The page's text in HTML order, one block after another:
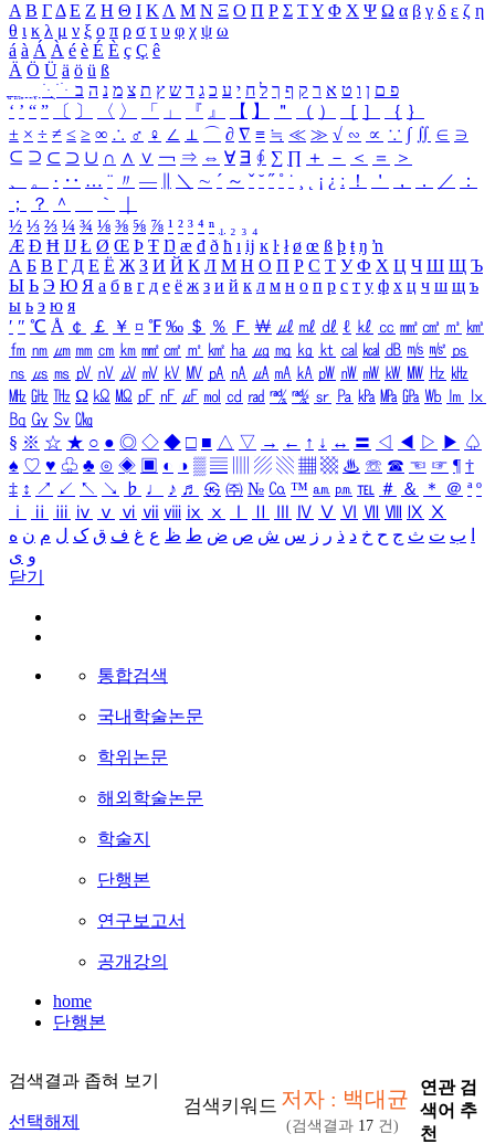
Α Β ΓΔ Ε Ζ Η Θ Ι ΚΛ Μ Ν Ξ Ο Π Ρ Σ ΤΥ Φ Χ Ψ Ω α β γ δ ε ζ η
θ ι κ λ μ ν ξ ο π ρ σ τ υ φ χ ψ ω
á à Á À é è É È ç Ç ê
Ä Ö Ü ä ö ü ß
ִֶֹ ֻּ ׁׂ פ ם ן ו ט א ר ק ף ך ל ח י ע כ ג ד ש ץ ת צ מ נ ה ב
‘ ’ “ ” 〔 〕 〈 〉 「 」 『 』 【 】 ＂ （ ） ［ ］ ｛ ｝
± × ÷ ≠ ≤ ≥ ∞ ∴ ♂ ♀ ∠ ⊥ ⌒ ∂ ∇ ≡ ≒ ≪ ≫ √ ∽ ∝ ∵ ∫ ∬ ∈ ∋
⊆ ⊇ ⊂ ⊃ ∪ ∩ ∧ ∨ ￢ ⇒ ⇔ ∀ ∃ ∮ ∑ ∏ ＋ － ＜ ＝
＞
、
。 · ‥ … ¨ 〃 ― ＼ ∼ ´ ～ ˇ ˘ ˝ ˚ ˙ ¸ ¡ ¿ ː ！ ＇ ， ． ／
：
；
？ ＾ ｀
½ ⅓ ⅔ ¼ ¾ ⅛ ⅜ ⅝ ⅞ ¹ ² ³ ⁴ ⁿ ₁ ₂ ₃ ₄
Æ Ð Ħ Ĳ Ł Ø Œ Þ Ŧ Ŋ æ đ ð ħ ı ĳ ĸ ŀ ł ø œ ß þ ŧ ŋ ŉ
А Б В Г Д Е Ё Ж З И Й К Л М Н О П Р С Т У Ф Х Ц Ч Ш Щ Ъ
Ы Ь Э Ю Я а б в г д е ё ж з и й к л м н о п р с т у ф х ц ч ш щ ъ
ы ь э ю я
′ ″ ℃ Å ￠ ￡ ￥ ¤ ℉ ‰ ＄ ％ Ｆ ￦ ㎕ ㎖ ㎗ ℓ ㎘ ㏄ ㎣ ㎤ ㎥ ㎦
㎙ ㎚ ㎛ ㎜ ㎝ ㎞ ㎟ ㎠ ㎡ ㎢ ㏊ ㎍ ㎎ ㎏ ㏏ ㎈ ㎉ ㏈ ㎧ ㎨ ㎰
㎱ ㎲ ㎳ ㎴ ㎵ ㎶ ㎷ ㎸ ㎹ ㎀ ㎁ ㎂ ㎃ ㎄ ㎺ ㎻ ㎽ ㎾ ㎿ ㎐ ㎑
㎒ ㎓ ㎔ Ω ㏀ ㏁ ㎊ ㎋ ㎌ ㏖ ㏅ ㎭ ㎮ ㎯ ㏛ ㎩ ㎪ ㎫ ㎬ ㏝ ㏐
㏓
㏃ ㏉ ㏜ ㏆
§ ※ ☆ ★ ○ ● ◎ ◇ ◆ □ ■ △ ▽ → ← ↑ ↓ ↔ 〓 ◁ ◀ ▷ ▶ ♤
♠ ♡ ♥ ♧ ♣ ⊙ ◈ ▣ ◐ ◑ ▒ ▤ ▨ ▧ ▦ ▩ ♨ ☏ ☎ ☜ ☞ ¶ †
‡ ↕ ↗ ↙ ↖ ↘ ♭ ♩ ♪ ♬ ㉿ ㈜ № ㏇ ™ ㏂ ㏘ ℡ ＃ ＆ ＊ ＠ ª º
ⅰ
ⅱ ⅲ ⅳ ⅴ ⅵ ⅶ ⅷ ⅸ ⅹ Ⅳ Ⅴ Ⅵ Ⅶ Ⅷ Ⅸ Ⅹ
ب ت ث ج ح خ د ذ ر ز س ش ص ض ط ظ ع غ ف ق ک ل م ن ه
و ی
닫기
통합검색
국내학술논문
학위논문
해외학술논문
학술지
단행본
연구보고서
공개강의
home
단행본
검색결과 좁혀 보기
선택해제
검색키워드 저자 : 백대균
(검색결과 17 건)
연관 검
색어 추
천